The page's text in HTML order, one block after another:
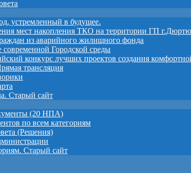
устремленный в будущее.
мест накопления ТКО на территории ГП
из аварийного жилищного фонда
Городской среды
конкурс лучших проектов создания
трансляция
Старый сайт
(20 НПА)
по всем категориям
(Решения)
Старый сайт